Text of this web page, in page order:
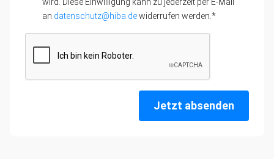
an datenschutz@hiba.dewiderrufen werden.*
Jetzt absenden